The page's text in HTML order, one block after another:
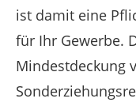
ist damit eine
für Ihr Gewerbe.
Mindestdeckung